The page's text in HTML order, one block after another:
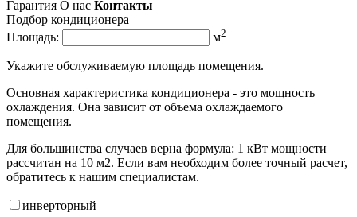
Гарантия О нас Контакты
Подбор кондиционера
Площадь:
м2
Укажите обслуживаемую площадь помещения.
Основная характеристика кондиционера - это мощность
охлаждения. Она зависит от объема охлаждаемого
помещения.
Для большинства случаев верна формула: 1 кВт мощности
рассчитан на 10 м2. Если вам необходим более точный расчет,
обратитесь к нашим специалистам.
инверторный